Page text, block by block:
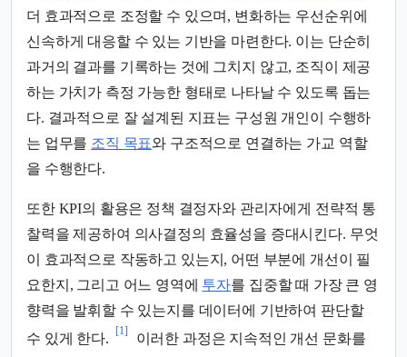
더 효과적으로 조정할 수 있으며, 변화하는 우선순위에
신속하게 대응할 수 있는 기반을 마련한다. 이는 단순히
과거의 결과를 기록하는 것에 그치지 않고, 조직이 제공
하는 가치가 측정 가능한 형태로 나타날 수 있도록 돕는
다. 결과적으로 잘 설계된 지표는 구성원 개인이 수행하
는 업무를 조직 목표와 구조적으로 연결하는 가교 역할
을 수행한다.
또한 KPI의 활용은 정책 결정자와 관리자에게 전략적 통
찰력을 제공하여 의사결정의 효율성을 증대시킨다. 무엇
이 효과적으로 작동하고 있는지, 어떤 부분에 개선이 필
요한지, 그리고 어느 영역에 투자를 집중할 때 가장 큰 영
향력을 발휘할 수 있는지를 데이터에 기반하여 판단할
수 있게 한다.
[1]
이러한 과정은 지속적인 개선 문화를